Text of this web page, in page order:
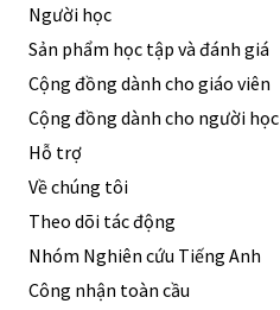
Người học
Sản phẩm học tập và đánh giá
Cộng đồng dành cho giáo viên
Cộng đồng dành cho người học
Hỗ trợ
Về chúng tôi
Theo dõi tác động
Nhóm Nghiên cứu Tiếng Anh
Công nhận toàn cầu